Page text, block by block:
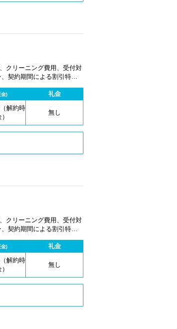
クリーニング費用、受付対
契約期間による割引特典
金) 礼金
解約時
無し
クリーニング費用、受付対
契約期間による割引特典
金) 礼金
解約時
無し